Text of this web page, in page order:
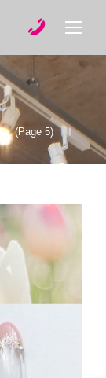
(Page 5)